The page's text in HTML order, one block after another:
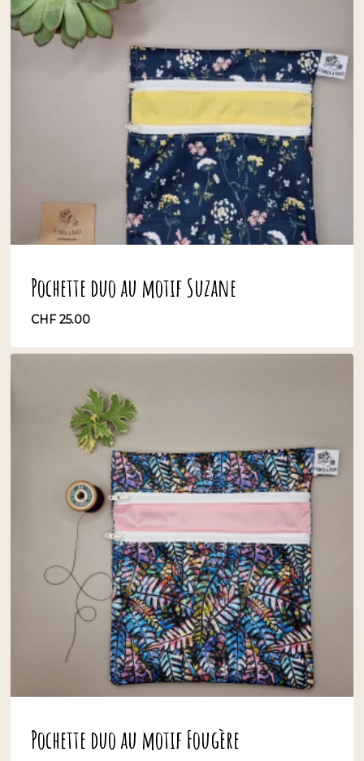
Pochette duo au motif Suzane
CHF25.00
CHF25.00
Pochette duo au motif Fougère